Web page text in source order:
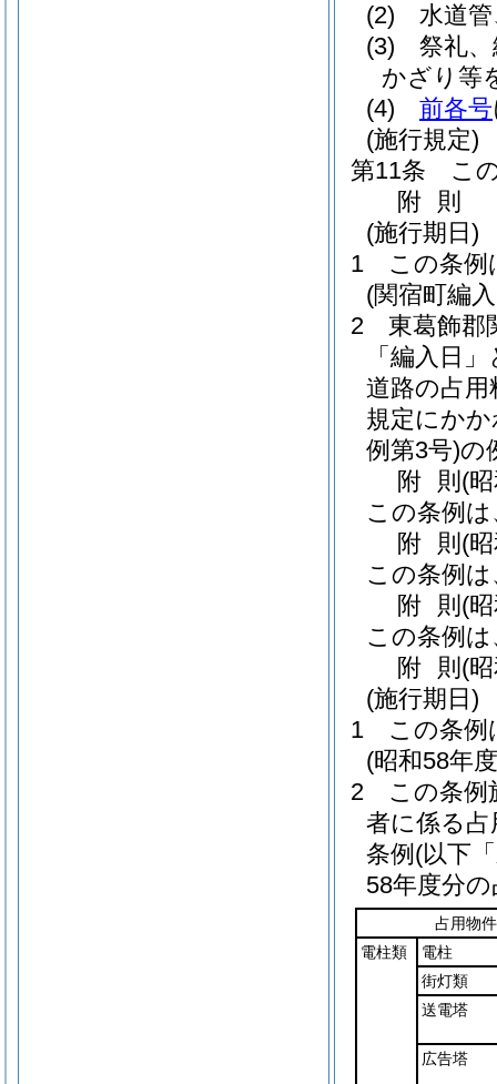
(2)
水道
(3)
祭礼
かざり等
(4)
前各号
(施行規定)
第11条
こ
附 則
(施行期日)
1
この条例
(関宿町編
2
東葛飾郡
「編入日
道路の占
規定にか
例第3号)の
附 則 (
この条例
附 則 (
この条例
附 則 (
この条例
附 則 (
(施行期日)
1
この条例
(昭和58年
2
この条例
者に係る
条例 (以下
58年度分
占用物件
電柱類
電柱
街灯類
送電塔
広告塔